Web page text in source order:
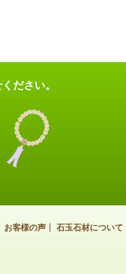
ださい。
お客様の声 石玉石材について